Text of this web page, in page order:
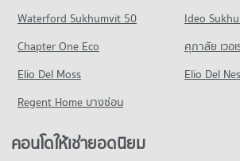
คอนโด รามคำแหง 24
มีคอนโดให้เช่า 121 ประกาศ
ขายคอนโด รามคำแหง 24
มีคอนโดขาย 49 ประกาศ
คอนโด รามคำแหง 22
Waterford Sukhumvit 50
Ideo
Chapter One Eco
ศุภาลัย เวอ
Elio Del Moss
Elio Del
Regent Home บางซ่อน
คอนโดให้เช่ายอดนิยม